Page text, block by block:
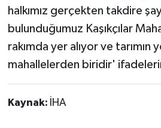
halkımız gerçekten takdire
bulunduğumuz Kaşıkçılar
rakımda yer alıyor ve tarımın
mahallelerden biridir'
Kaynak: İHA